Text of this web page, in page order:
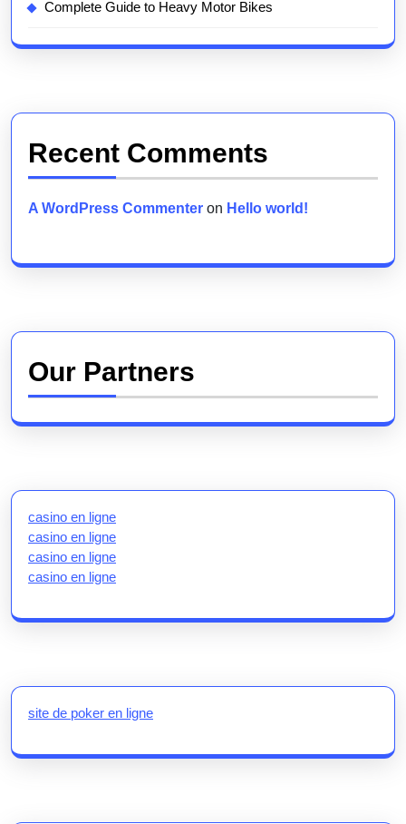
Complete Guide to Heavy Motor Bikes
Recent Comments
A WordPress Commenter on Hello world!
Our Partners
casino en ligne
casino en ligne
casino en ligne
casino en ligne
site de poker en ligne